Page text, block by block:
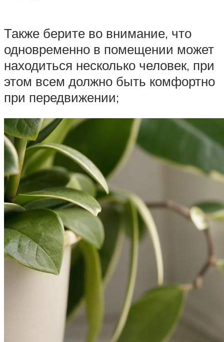
Также берите во внимание, что
одновременно в помещении может
находиться несколько человек, при
этом всем должно быть комфортно
при передвижении;